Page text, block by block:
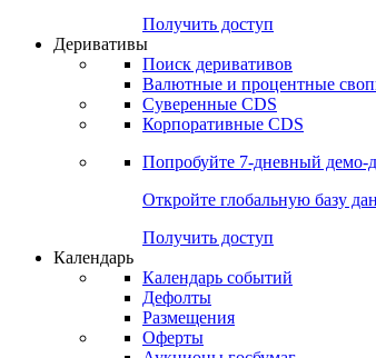
Получить доступ
Деривативы
Поиск деривативов
Валютные и процентные
Суверенные CDS
Корпоративные CDS
Попробуйте 7-дневный демо-
Откройте глобальную базу
Получить доступ
Календарь
Календарь событий
Дефолты
Размещения
Оферты